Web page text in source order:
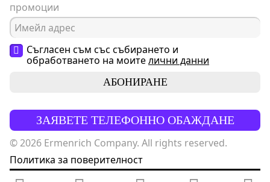
промоции
Съгласен съм със събирането и
обработването на моителични данни
АБОНИРАНЕ
ЗАЯВЕТЕ ТЕЛЕФОННО ОБАЖДАНЕ
© 2026 Ermenrich Company. All rights reserved.
Политика за поверителност